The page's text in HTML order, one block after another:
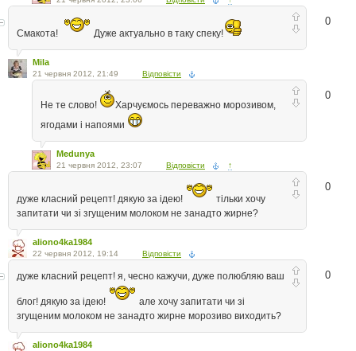
0
Смакота! Дуже актуально в таку спеку!
Mila
21 червня 2012, 21:49 Відповісти
0
Не те слово!
Харчуємось переважно морозивом,
ягодами і напоями
Medunya
21 червня 2012, 23:07 Відповісти ↑
0
дуже класний рецепт! дякую за ідею!
тільки хочу
запитати чи зі згущеним молоком не занадто жирне?
aliono4ka1984
22 червня 2012, 19:14 Відповісти
0
дуже класний рецепт! я, чесно кажучи, дуже полюбляю ваш
блог! дякую за ідею!
але хочу запитати чи зі
згущеним молоком не занадто жирне морозиво виходить?
aliono4ka1984